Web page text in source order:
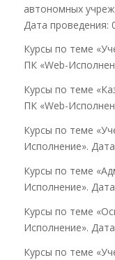
автономных
Дата проведения:
Курсы по теме
ПК «Web-
Курсы по теме
ПК «Web-
Курсы по теме
Исполнение».
Курсы по теме
Исполнение».
Курсы по теме
Исполнение».
Курсы по теме